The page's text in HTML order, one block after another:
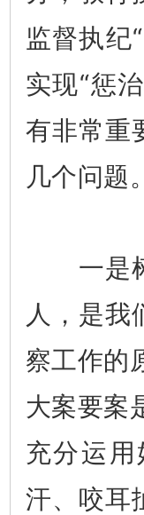
监督执纪
实现“惩
有非常重
几个问题。
一是树
人，是
察工作的
大案要案
充分运
汗、咬耳